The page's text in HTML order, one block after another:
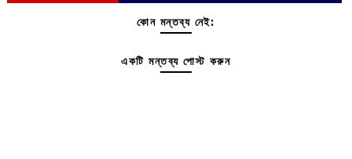
কোন মন্তব্য নেই:
একটি মন্তব্য পোস্ট করুন